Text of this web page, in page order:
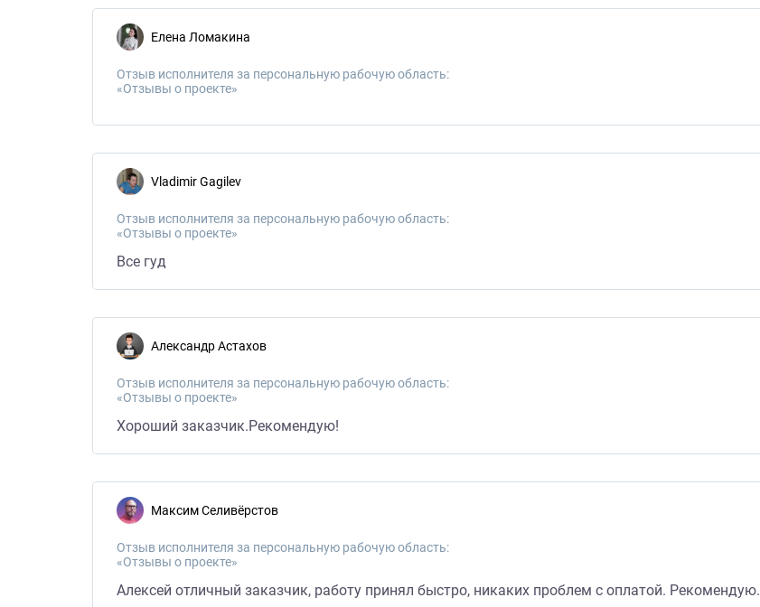
Елена Ломакина
Отзыв исполнителя за персональную рабочую область:
«Отзывы о проекте»
Vladimir Gagilev
Отзыв исполнителя за персональную рабочую область:
«Отзывы о проекте»
Все гуд
Александр Астахов
Отзыв исполнителя за персональную рабочую область:
«Отзывы о проекте»
Хороший заказчик.Рекомендую!
Максим Селивёрстов
Отзыв исполнителя за персональную рабочую область:
«Отзывы о проекте»
Алексей отличный заказчик, работу принял быстро, никаких проблем с оплатой. Рекомендую.